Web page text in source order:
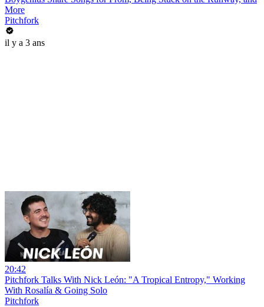
More
Pitchfork
il y a 3 ans
20:42
Pitchfork Talks With Nick León: "A Tropical Entropy," Working
With Rosalía & Going Solo
Pitchfork